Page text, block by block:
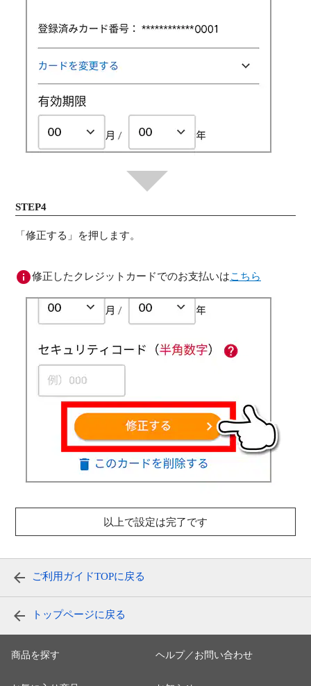
STEP4
「修正する」を押します。
修正したクレジットカードでのお支払いはこちら
以上で設定は完了です
ご利用ガイドTOPに戻る
トップページに戻る
商品を探す ヘルプ／お問い合わせ